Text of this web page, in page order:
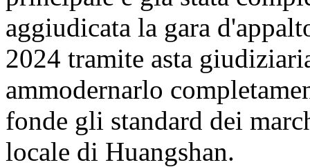
aggiudicata la gara
2024 tramite asta
ammodernarlo
fonde gli standard dei
locale di Huangshan.